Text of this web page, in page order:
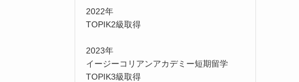
2022年
TOPIK2級取得
2023年
イージーコリアンアカデミー短期留学
TOPIK3級取得